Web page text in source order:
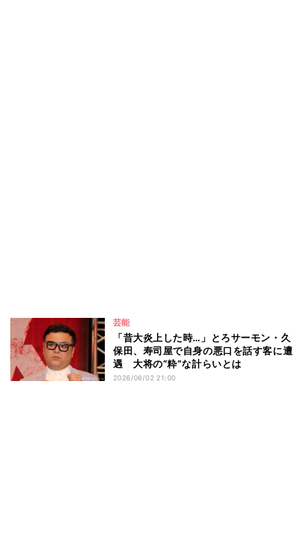
芸能
「昔大炎上した時…」とろサーモン・久
保田、寿司屋で自身の悪口を話す客に遭
遇 大将の“粋”な計らいとは
2026/06/02 21:00